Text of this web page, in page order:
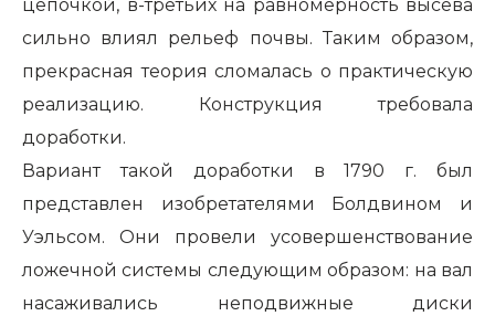
цепочкой, в-третьих на равномерность высева
сильно влиял рельеф почвы. Таким образом,
прекрасная теория сломалась о практическую
реализацию. Конструкция требовала
доработки.
Вариант такой доработки в 1790 г. был
представлен изобретателями Болдвином и
Уэльсом. Они провели усовершенствование
ложечной системы следующим образом: на вал
насаживались неподвижные диски